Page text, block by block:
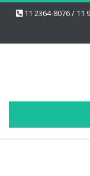
11 2364-8076 / 11